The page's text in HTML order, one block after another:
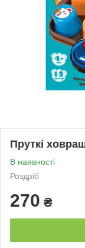
Пруткі
В наявності
Роздріб
270 ₴